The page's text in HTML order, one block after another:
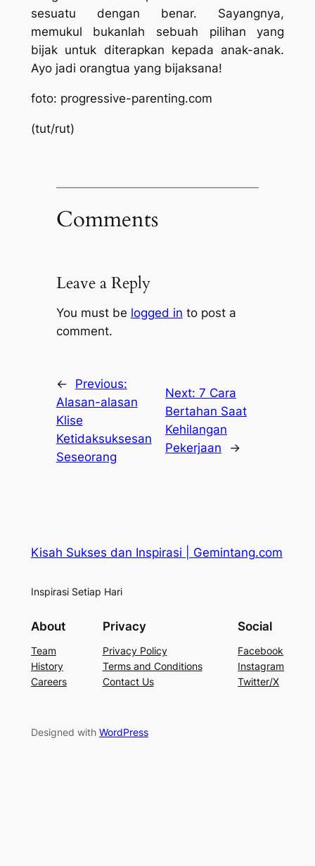
sesuatu dengan benar. Sayangnya,
memukul bukanlah sebuah pilihan yang
bijak untuk diterapkan kepada anak-anak.
Ayo jadi orangtua yang bijaksana!
foto: progressive-parenting.com
(tut/rut)
Comments
Leave a Reply
You must be logged in to post a
comment.
←
Previous:
Alasan-alasan
Klise
Ketidaksuksesan
Seseorang
Next: 7 Cara
Bertahan Saat
Kehilangan
Pekerjaan
→
Kisah Sukses dan Inspirasi | Gemintang.com
Inspirasi Setiap Hari
About
Team
History
Careers
Privacy
Privacy Policy
Terms and Conditions
Contact Us
Social
Facebook
Instagram
Twitter/X
Designed with WordPress